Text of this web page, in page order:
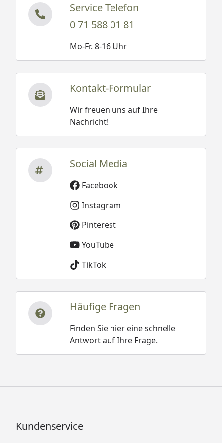
Service Telefon
0 71 588 01 81
Mo-Fr. 8-16 Uhr
Kontakt-Formular
Wir freuen uns auf Ihre
Nachricht!
Social Media
Facebook
Instagram
Pinterest
YouTube
TikTok
Häufige Fragen
Finden Sie hier eine schnelle
Antwort auf Ihre Frage.
Kundenservice